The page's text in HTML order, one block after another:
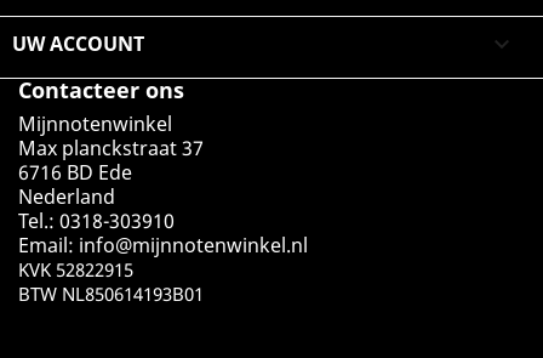
UW ACCOUNT

Contacteer ons
Mijnnotenwinkel
Max planckstraat 37
6716 BD Ede
Nederland
Tel.: 0318-303910
Email: info@mijnnotenwinkel.nl
KVK 52822915
BTW NL850614193B01